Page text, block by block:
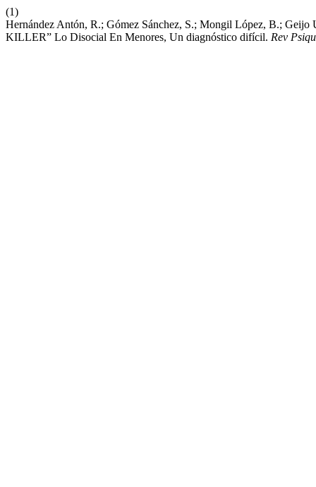
(1)
Hernández Antón, R.; Gómez Sánchez, S.; Mongil López, B.;
KILLER” Lo Disocial En Menores, Un diagnóstico difícil. Rev